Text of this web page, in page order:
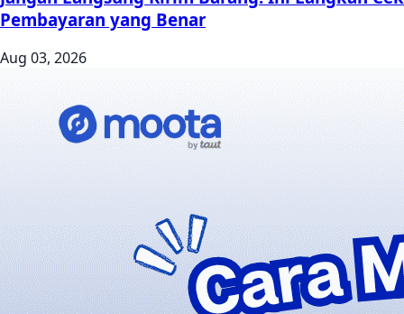
Pembayaran yang Benar
Aug 03, 2026